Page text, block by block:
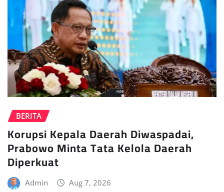
BERITA
Korupsi Kepala Daerah Diwaspadai,
Prabowo Minta Tata Kelola Daerah
Diperkuat
Admin Aug 7, 2026